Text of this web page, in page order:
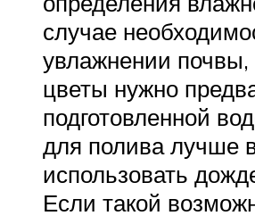
случае
увлажнении почвы,
цветы нужно
подготовленной
для полива лучше
использовать
Если такой